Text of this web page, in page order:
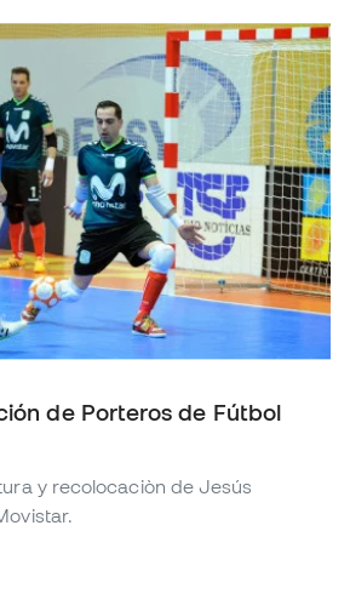
de Porteros de Fútbol
y recolocaciòn de Jesús